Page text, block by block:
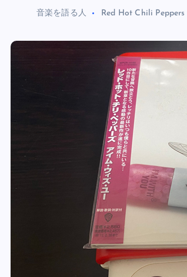
音楽を語る人 Red Hot Chili Peppers